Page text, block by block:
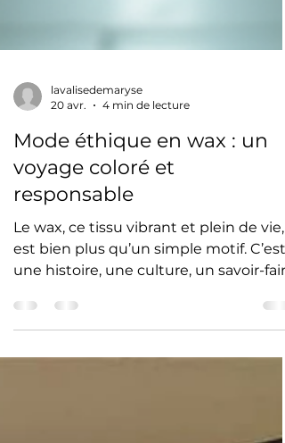
lavalisedemaryse
20 avr.
4 min de lecture
Mode éthique en wax : un
voyage coloré et
responsable
Le wax, ce tissu vibrant et plein de vie,
une histoire, une culture, un savoir-
Moi, j’adore plonger dans cet univers